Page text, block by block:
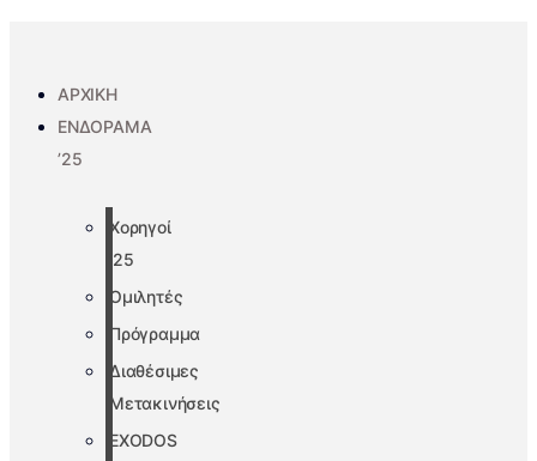
ΑΡΧΙΚΗ
ΕΝΔΟΡΑΜΑ
’25
Χορηγοί
’25
Ομιλητές
Πρόγραμμα
Διαθέσιμες
Μετακινήσεις
EXODOS